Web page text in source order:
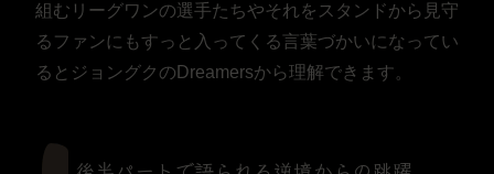
組むリーグワンの選手たちやそれをスタンドから見守
るファンにもすっと入ってくる言葉づかいになってい
るとジョングクのDreamersから理解できます。